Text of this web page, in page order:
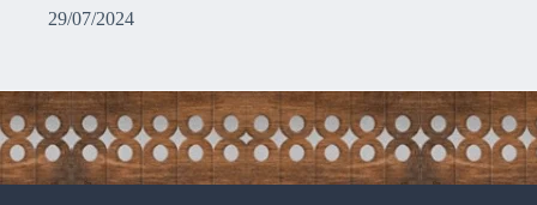
29/07/2024